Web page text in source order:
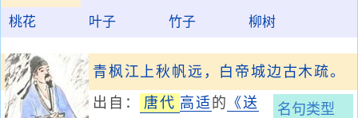
桃花
叶子 竹子 柳树
青枫江上秋帆远，白帝城边古木疏。
名句类型
出自： 唐代 高适 的 《送